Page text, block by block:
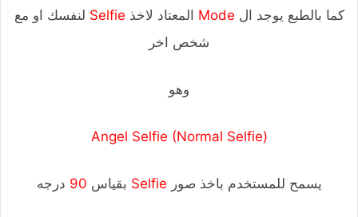
كما بالطبع يوجد ال Mode المعتاد لاخذ Selfie لنفسك او مع
شخص اخر
وهو
(Angel
Selfie (Normal Selfie
يسمح للمستخدم باخذ صور Selfie بقياس 90 درجه